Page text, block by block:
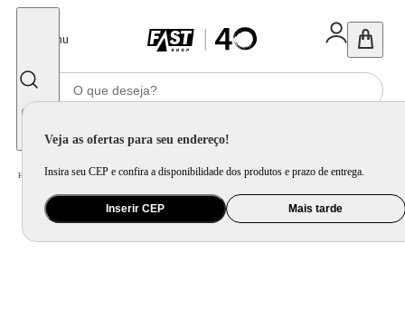
Menu
Veja as ofertas para seu endereço!
Insira seu CEP e confira a disponibilidade dos produtos e prazo de entrega.
Inserir CEP Mais tarde
Home Eletroportátil / Fritadeira Elétrica / Fritadeira Air Fry Britânia 4,1 Litros Preta BFR10PI – 220 Volts